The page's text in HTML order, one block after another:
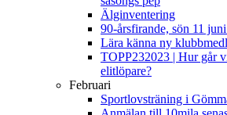
Älginventering
90-årsfirande, sön 11
Lära känna ny
TOPP232023 | Hur går
elitlöpare?
Februari
Sportlovsträning i